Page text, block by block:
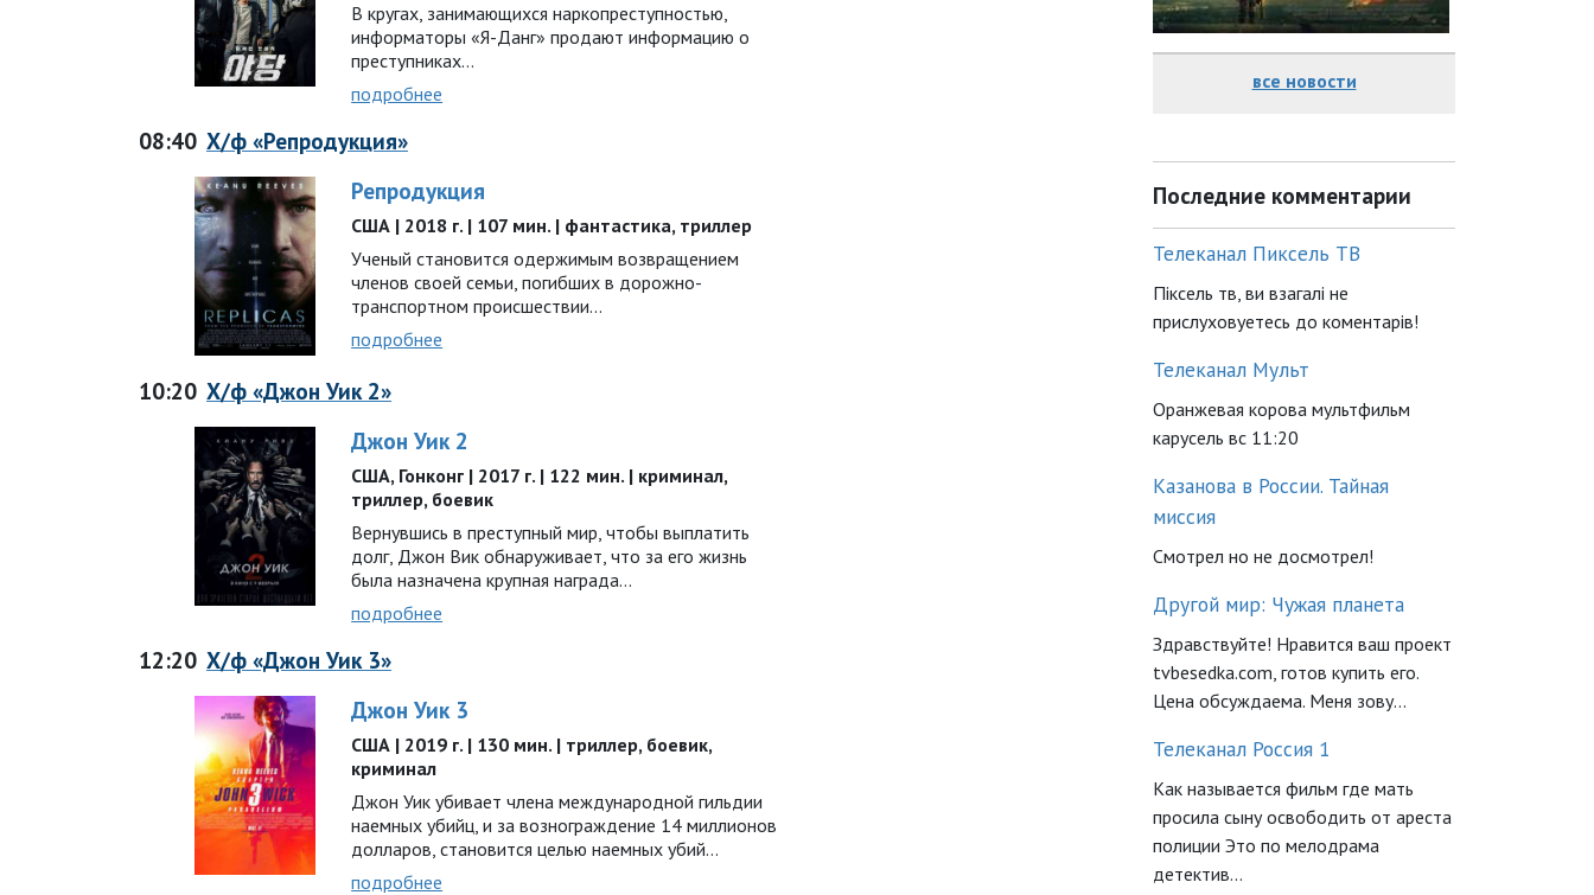
В кругах, занимающихся наркопреступностью,
информаторы «Я-Данг» продают информацию о
преступниках…
подробнее
08:40 Х/ф «Репродукция»
Репродукция
США | 2018 г. | 107 мин. | фантастика, триллер
Ученый становится одержимым возвращением
членов своей семьи, погибших в дорожно-
транспортном происшествии...
подробнее
10:20 Х/ф «Джон Уик 2»
Джон Уик 2
США, Гонконг | 2017 г. | 122 мин. | криминал,
триллер, боевик
Вернувшись в преступный мир, чтобы выплатить
долг, Джон Вик обнаруживает, что за его жизнь
была назначена крупная награда…
подробнее
12:20 Х/ф «Джон Уик 3»
Джон Уик 3
США | 2019 г. | 130 мин. | триллер, боевик,
криминал
Джон Уик убивает члена международной гильдии
наемных убийц, и за вознограждение 14 миллионов
долларов, становится целью наемных убий…
подробнее
все новости
Последние комментарии
Телеканал Пиксель ТВ
Піксель тв, ви взагалі не
прислуховуетесь до коментарів!
Телеканал Мульт
Оранжевая корова мультфильм
карусель вс 11:20
Казанова в России. Тайная
миссия
Смотрел но не досмотрел!
Другой мир: Чужая планета
Здравствуйте! Нравится ваш проект
tvbesedka.com, готов купить его.
Цена обсуждаема. Меня зову...
Телеканал Россия 1
Как называется фильм где мать
просила сыну освободить от ареста
полиции Это по мелодрама
детектив...